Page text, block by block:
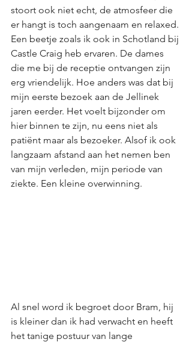
stoort ook niet echt, de atmosfeer die
er hangt is toch aangenaam en relaxed.
Een beetje zoals ik ook in Schotland bij
Castle Craig heb ervaren. De dames
die me bij de receptie ontvangen zijn
erg vriendelijk. Hoe anders was dat bij
mijn eerste bezoek aan de Jellinek
jaren eerder. Het voelt bijzonder om
hier binnen te zijn, nu eens niet als
patiënt maar als bezoeker. Alsof ik ook
langzaam afstand aan het nemen ben
van mijn verleden, mijn periode van
ziekte. Een kleine overwinning.
Al snel word ik begroet door Bram, hij
is kleiner dan ik had verwacht en heeft
het tanige postuur van lange